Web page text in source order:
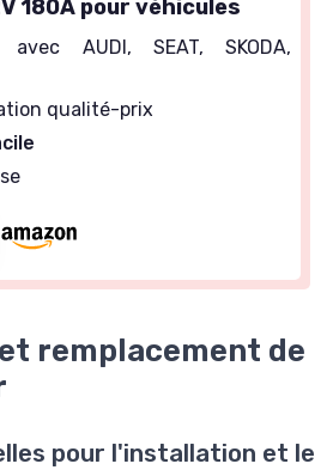
180A pour véhicules
avec AUDI, SEAT, SKODA,
qualité-prix
remplacement de
pour l'installation et le